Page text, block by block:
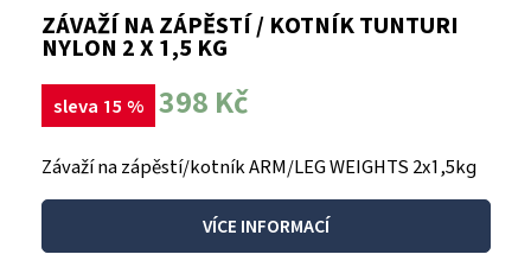
ZÁVAŽÍ NA ZÁPĚSTÍ / KOTNÍK TUNTURI
NYLON 2 X 1,5 KG
sleva 15 % 398 Kč
Závaží na zápěstí/kotník ARM/LEG WEIGHTS 2x1,5kg
VÍCE INFORMACÍ